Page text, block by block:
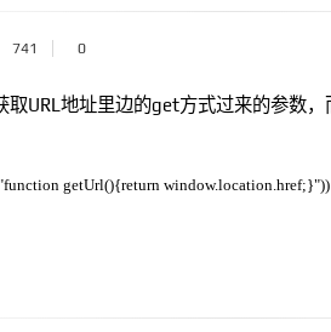
741 0
URL地址里边的get方式过来的参数